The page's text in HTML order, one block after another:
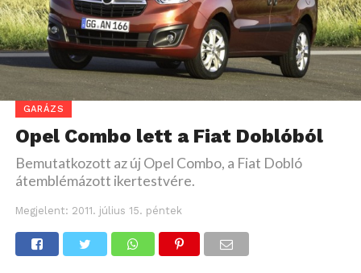
GARÁZS
Opel Combo lett a Fiat Doblóból
Bemutatkozott az új Opel Combo, a Fiat Dobló
átemblémázott ikertestvére.
Megjelent: 2011. július 15. péntek